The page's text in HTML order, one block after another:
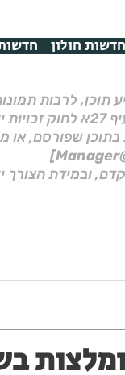
חדשות חולון
תוכן, לרבות
שפורסם, או
ובמידת הצורך